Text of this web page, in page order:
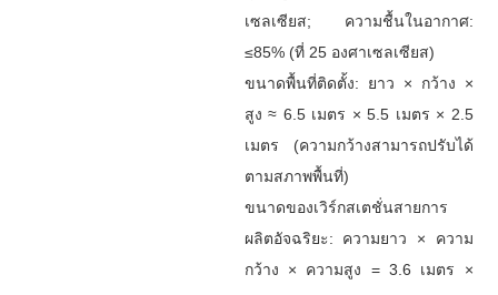
เซลเซียส; ความชื้นในอากาศ:
≤85% (ที่ 25 องศาเซลเซียส)
ขนาดพื้นที่ติดตั้ง: ยาว × กว้าง ×
สูง ≈ 6.5 เมตร × 5.5 เมตร × 2.5
เมตร (ความกว้างสามารถปรับได้
ตามสภาพพื้นที่)
ขนาดของเวิร์กสเตชั่นสายการ
ผลิตอัจฉริยะ: ความยาว × ความ
กว้าง × ความสูง = 3.6 เมตร ×